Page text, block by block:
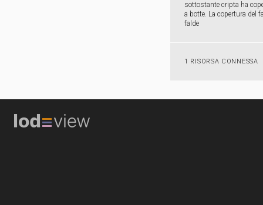
sottostante cripta ha
a botte. La copertura del
falde
1 RISORSA CONNESSA